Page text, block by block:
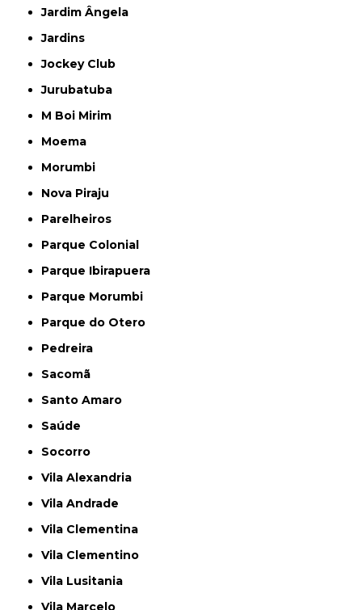
Jardim Ângela
Jardins
Jockey Club
Jurubatuba
M Boi Mirim
Moema
Morumbi
Nova Piraju
Parelheiros
Parque Colonial
Parque Ibirapuera
Parque Morumbi
Parque do Otero
Pedreira
Sacomã
Santo Amaro
Saúde
Socorro
Vila Alexandria
Vila Andrade
Vila Clementina
Vila Clementino
Vila Lusitania
Vila Marcelo